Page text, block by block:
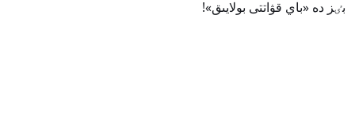
بٸز دە «باي قۋاتتى بولايىق»!